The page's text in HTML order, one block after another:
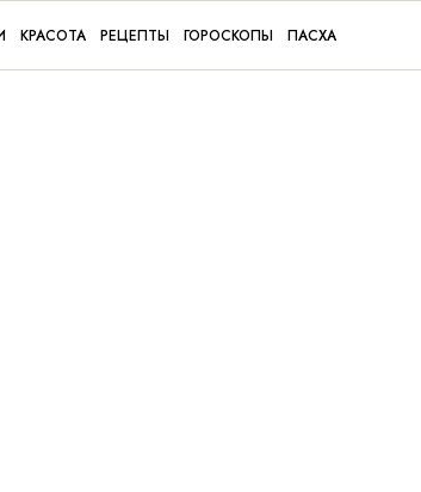
КРАСОТА РЕЦЕПТЫ ГОРОСКОПЫ ПАСХА